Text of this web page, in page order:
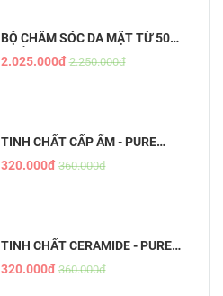
BỘ CHĂM SÓC DA MẶT TỪ 50
TUỔI
2.025.000đ 2.250.000đ
TINH CHẤT CẤP ẨM - PURE
BEAU ESSENCE
320.000đ 360.000đ
TINH CHẤT CERAMIDE - PURE
BEAU ESSENCE
320.000đ 360.000đ